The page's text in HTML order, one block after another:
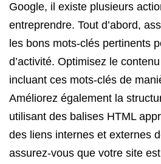
Google, il existe plusieurs
entreprendre. Tout d’abord,
les bons mots-clés pertinents
d’activité. Optimisez le
incluant ces mots-clés de
Améliorez également la
utilisant des balises HTML
des liens internes et externes
assurez-vous que votre site